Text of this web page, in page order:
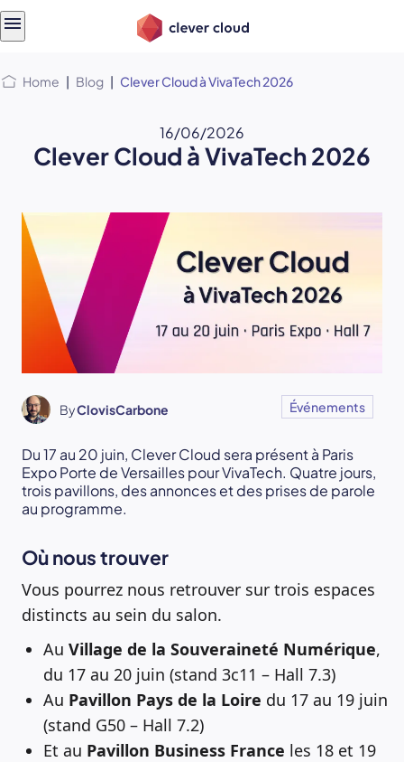
Home | Blog | Clever Cloud à VivaTech 2026
16/06/2026
Clever Cloud à VivaTech 2026
ByClovisCarbone Événements
Du 17 au 20 juin, Clever Cloud sera présent à Paris
Expo Porte de Versailles pour VivaTech. Quatre jours,
trois pavillons, des annonces et des prises de parole
au programme.
Où nous trouver
Vous pourrez nous retrouver sur trois espaces
distincts au sein du salon.
Au Village de la Souveraineté Numérique,
du 17 au 20 juin (stand 3c11 – Hall 7.3)
Au Pavillon Pays de la Loire du 17 au 19 juin
(stand G50 – Hall 7.2)
Et au Pavillon Business France les 18 et 19